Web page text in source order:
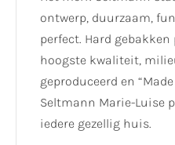
ontwerp, duurzaam,
perfect. Hard
hoogste kwaliteit,
geproduceerd en
Seltmann Marie-Luise
iedere gezellig huis.